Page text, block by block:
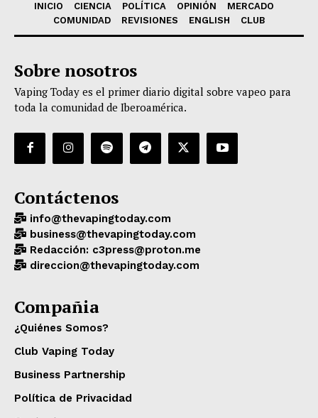
INICIO CIENCIA POLÍTICA OPINIÓN
MERCADO
COMUNIDAD
REVISIONES ENGLISH CLUB
Sobre nosotros
Vaping Today es el primer diario digital sobre vapeo para
toda la comunidad de Iberoamérica.
Contáctenos
info@thevapingtoday.com
business@thevapingtoday.com
Redacción: c3press@proton.me
direccion@thevapingtoday.com
Compañia
¿Quiénes Somos?
Club Vaping Today
Business Partnership
Política de Privacidad